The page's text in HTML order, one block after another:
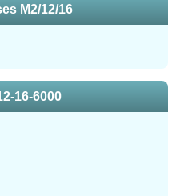
M2/12/16
16-6000